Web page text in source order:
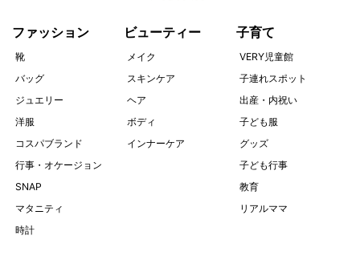
ファッション
靴
バッグ
ジュエリー
洋服
コスパブランド
行事・オケージョン
SNAP
マタニティ
時計
ビューティー
メイク
スキンケア
ヘア
ボディ
インナーケア
子育て
VERY児童館
子連れスポット
出産・内祝い
子ども服
グッズ
子ども行事
教育
リアルママ